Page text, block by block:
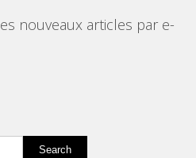
nouveaux articles par e-